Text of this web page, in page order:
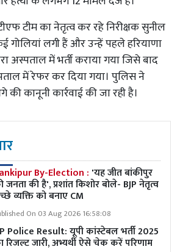
टीम का नेतृत्व कर रहे निरीक्षक सुनील
गोलियां लगी हैं और उन्हें पहले हरियाणा
में भर्ती कराया गया जिसे बाद
में रेफर कर दिया गया। पुलिस ने
कानूनी कार्रवाई की जा रही है।
By-Election : 'यह जीत बांकीपुर
जनता की है', प्रशांत किशोर बोले- BJP नेतृत्व
व्यक्ति को बनाए CM
On 03 Aug 2026 16:58:08
Police Result: यूपी कांस्टेबल भर्ती 2025
रिजल्ट जारी, अभ्यर्थी ऐसे चेक करें परिणाम